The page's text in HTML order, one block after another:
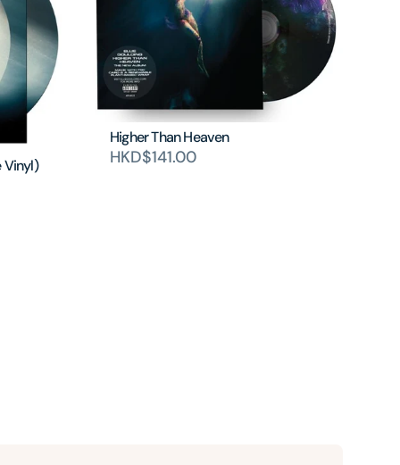
Vinyl)
Higher Than Heaven
HKD$141.00